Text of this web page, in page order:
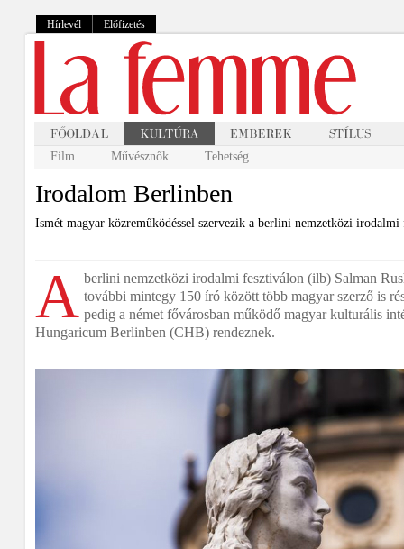
Hírlevél Előfizetés
Film Művésznők Tehetség
Irodalom Berlinben
Ismét magyar közreműködéssel szervezik a berlini nemzetközi
A berlini nemzetközi irodalmi fesztiválon (ilb) Salman
további mintegy 150 író között több magyar szerző is
pedig a német fővárosban működő magyar kulturális
Hungaricum Berlinben (CHB) rendeznek.